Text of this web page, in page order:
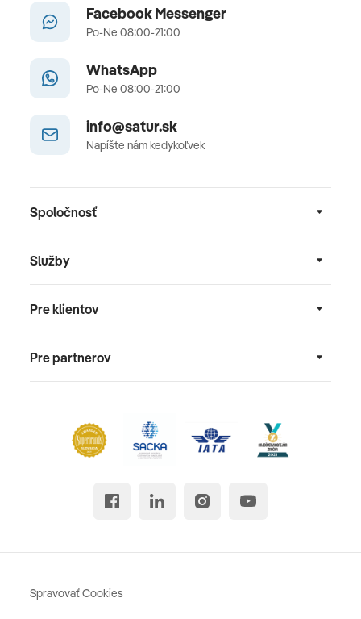
Facebook Messenger
Po-Ne 08:00-21:00
WhatsApp
Po-Ne 08:00-21:00
info@satur.sk
Napíšte nám kedykoľvek
Spoločnosť
Služby
Pre klientov
Pre partnerov
Spravovať Cookies